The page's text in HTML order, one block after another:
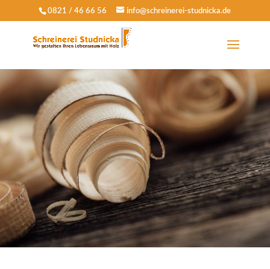
0821 / 46 66 56 info@schreinerei-studnicka.de